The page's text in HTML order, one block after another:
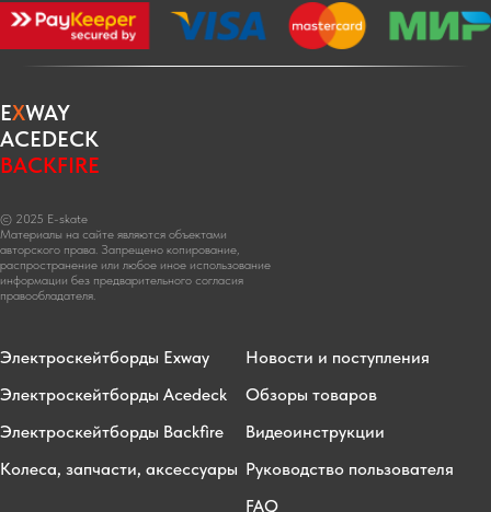
EXWAY
ACEDECK
BACKFIRE
© 2025 E-skate
Материалы на сайте являются объектами
авторского права. Запрещено копирование,
распространение или любое иное использование
информации без предварительного согласия
правообладателя.
Электроскейтборды Exway
Электроскейтборды Acedeck
Электроскейтборды Backfire
Колеса, запчасти, аксессуары
Новости и поступления
Обзоры товаров
Видеоинструкции
Руководство пользователя
FAQ